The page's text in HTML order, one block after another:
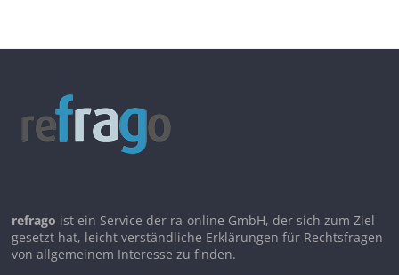
refrago ist ein Service der ra-online GmbH, der sich zum Ziel
gesetzt hat, leicht verständliche Erklärungen für Rechtsfragen
von allgemeinem Interesse zu finden.